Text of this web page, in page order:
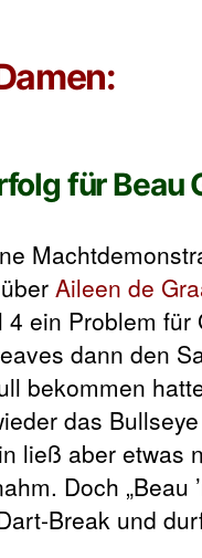
für Beau
Aileen de
4 ein Problem
dann den
bekommen
das
ließ aber etwas
Doch „Beau
Break und